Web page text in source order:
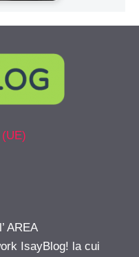
AREA
IsayBlog! la cui